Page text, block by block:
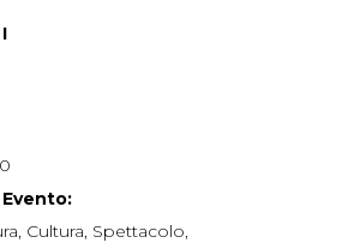
, Cultura, Spettacolo,